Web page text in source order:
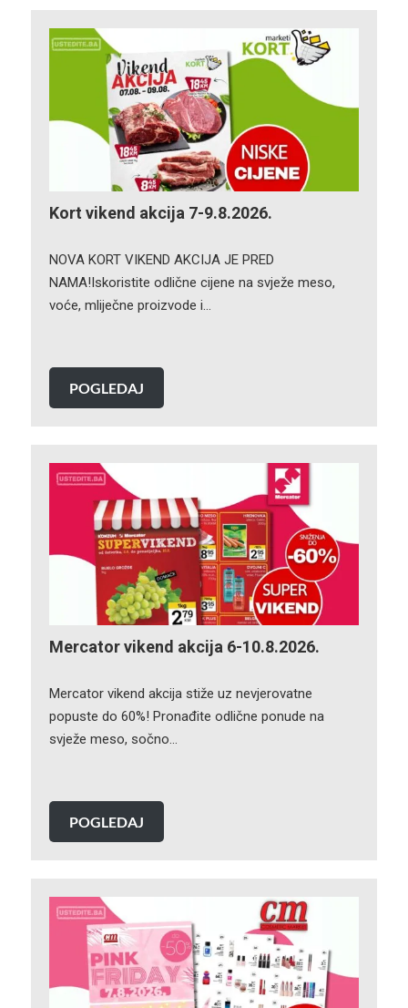
Kort vikend akcija 7-9.8.2026.
NOVA KORT VIKEND AKCIJA JE PRED
NAMA!Iskoristite odlične cijene na svježe meso,
voće, mliječne proizvode i…
POGLEDAJ
Mercator vikend akcija 6-10.8.2026.
Mercator vikend akcija stiže uz nevjerovatne
popuste do 60%! Pronađite odlične ponude na
svježe meso, sočno…
POGLEDAJ